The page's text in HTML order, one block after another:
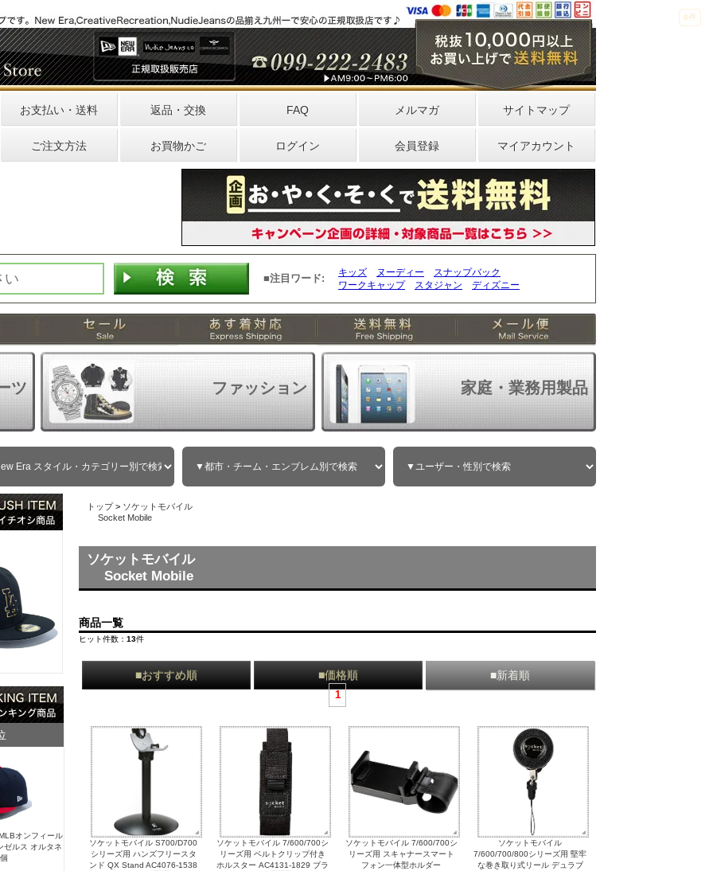
お支払い・送料 返品・交換 FAQ メルマガ サイトマップ
ご注文方法 お買物かご ログイン 会員登録 マイアカウント
■注目ワード: キッズ ヌーディー
スナップバック
ワークキャップ
スタジャン ディズニー
ツ ファッション 家庭・業務用製品
オンフィール
ゼルス オルタネ
トップ> ソケットモバイル
Socket Mobile
ソケットモバイル
Socket Mobile
商品一覧
ヒット件数： 13件
■おすすめ順 ■価格順 ■新着順
1
ソケットモバイル S700/D700
シリーズ用 ハンズフリースタ
ンド QX Stand AC4076-1538
ソケットモバイル 7/600/700シ
リーズ用 ベルトクリップ付き
ホルスター AC4131-1829 ブラ
ソケットモバイル 7/600/700シ
リーズ用 スキャナースマート
フォン一体型ホルダー
ソケットモバイル
7/600/700/800シリーズ用 堅牢
な巻き取り式リール デュラブ
4件
0件